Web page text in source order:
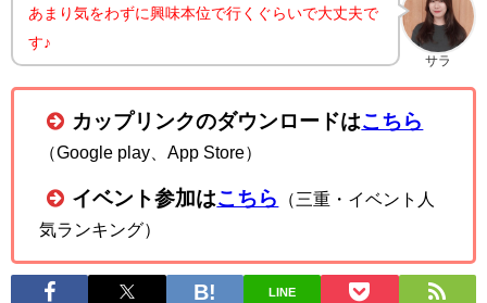
サラ
あまり気をわずに興味本位で行くぐらいで大丈夫で
す♪
カップリンクのダウンロードはこちら
（Google play、App Store）
イベント参加はこちら
（三重・イベント人
気ランキング）
LINE